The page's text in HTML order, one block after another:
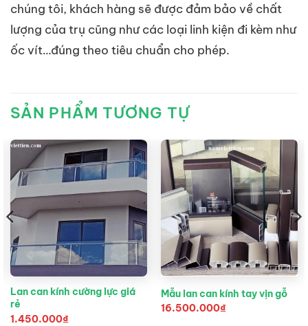
chúng tôi, khách hàng sẽ được đảm bảo về chất
lượng của trụ cũng như các loại linh kiện đi kèm như
ốc vít…đúng theo tiêu chuẩn cho phép.
SẢN PHẨM TƯƠNG TỰ
Lan can kính cường lực giá
rẻ
1.450.000₫
Mẫu lan can kính tay vịn gỗ
16.500.000₫